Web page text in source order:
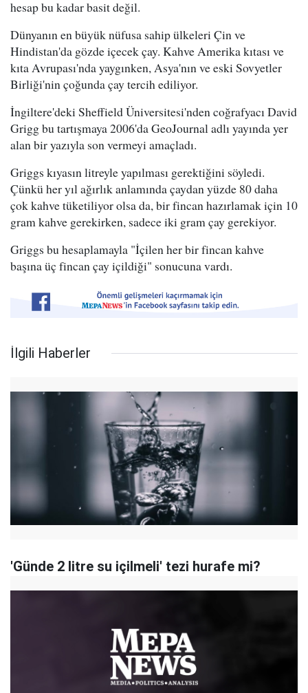
hesap bu kadar basit değil.
Dünyanın en büyük nüfusa sahip ülkeleri Çin ve
Hindistan'da gözde içecek çay. Kahve Amerika kıtası ve
kıta Avrupası'nda yaygınken, Asya'nın ve eski Sovyetler
Birliği'nin çoğunda çay tercih ediliyor.
İngiltere'deki Sheffield Üniversitesi'nden coğrafyacı David
Grigg bu tartışmaya 2006'da GeoJournal adlı yayında yer
alan bir yazıyla son vermeyi amaçladı.
Griggs kıyasın litreyle yapılması gerektiğini söyledi.
Çünkü her yıl ağırlık anlamında çaydan yüzde 80 daha
çok kahve tüketiliyor olsa da, bir fincan hazırlamak için 10
gram kahve gerekirken, sadece iki gram çay gerekiyor.
Griggs bu hesaplamayla "İçilen her bir fincan kahve
başına üç fincan çay içildiği" sonucuna vardı.
İlgili Haberler
'Günde 2 litre su içilmeli' tezi hurafe mi?